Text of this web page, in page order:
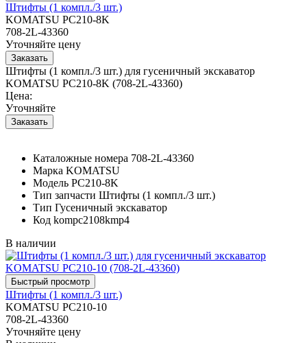
Штифты (1 компл./3 шт.)
KOMATSU PC210-8K
708-2L-43360
Уточняйте цену
Штифты (1 компл./3 шт.) для гусеничный экскаватор
KOMATSU PC210-8K (708-2L-43360)
Цена:
Уточняйте
Каталожные номера 708-2L-43360
Марка KOMATSU
Модель PC210-8K
Тип запчасти Штифты (1 компл./3 шт.)
Тип Гусеничный экскаватор
Код kompc2108kmp4
В наличии
Штифты (1 компл./3 шт.)
KOMATSU PC210-10
708-2L-43360
Уточняйте цену